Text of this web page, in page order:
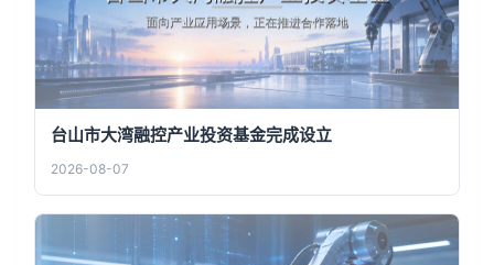
台山市大湾融控产业投资基金完成设立
2026-08-07